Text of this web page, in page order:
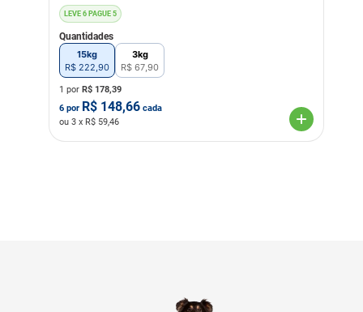
LEVE 6 PAGUE 5
Quantidades
15kg
R$ 222,90
3kg
R$ 67,90
1 por R$ 178,39
6 por R$ 148,66 cada
ou 3 x R$ 59,46